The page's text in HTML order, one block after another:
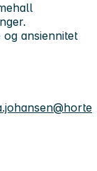
ansiennitet